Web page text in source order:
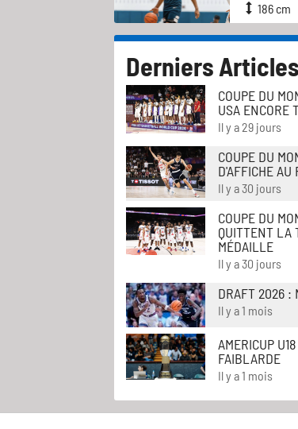
186 cm
Derniers Articles
COUPE DU
USA ENCORE
Il y a 29 jours
COUPE DU
D'AFFICHE AU
Il y a 30 jours
COUPE DU
QUITTENT LA
MÉDAILLE
Il y a 30 jours
DRAFT 2026 :
Il y a 1 mois
AMERICUP
FAIBLARDE
Il y a 1 mois